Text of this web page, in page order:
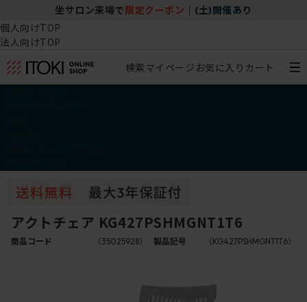
坐サロン来場で 限定クーポン (土)開催あり
個人向けTOP
法人向けTOP
検索マイページ お気に入り カート
アクトチェア KG427PSHMGNT1T6
商品コード （35025928） 製品記号 （KG427PSHMGNT1T6）